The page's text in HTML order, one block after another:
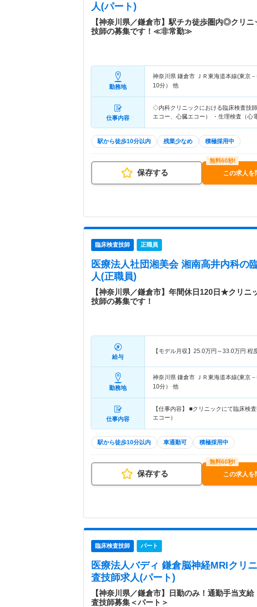
人(パート)
【神奈川県／鎌倉市】駅チカ徒歩圏内◎クリニ
技師の募集です！≪非常勤≫
勤務地
神奈川県 鎌倉市 ＪＲ東海道本線(東京
10分） 他
仕事内容
◇内科クリニックにおける臨床検査技
エコー、心臓エコー） ・生理検査（
駅から徒歩10分以内 残業少なめ 積極採用中
保存する この求人を
臨床検査技師 正職員
医療法人社団湘美会 湘南高井内科の
人(正職員)
【神奈川県／鎌倉市】年間休日120日★クリニ
技師の募集です！
給与
【モデル月収】 25.0万円～33.0万円 程
勤務地
神奈川県 鎌倉市 ＪＲ東海道本線(東京
10分） 他
仕事内容
【仕事内容】 ■クリニックにて臨床検
エコー）
駅から徒歩10分以内 車通勤可 積極採用中
保存する この求人を
臨床検査技師 パート
医療法人バディ 鎌倉脳神経MRIクリ
査技師求人(パート)
【神奈川県／鎌倉市】日勤のみ！通勤手当支
査技師募集＜パート＞